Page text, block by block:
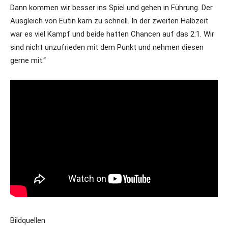
Dann kommen wir besser ins Spiel und gehen in Führung. Der
Ausgleich von Eutin kam zu schnell. In der zweiten Halbzeit
war es viel Kampf und beide hatten Chancen auf das 2:1. Wir
sind nicht unzufrieden mit dem Punkt und nehmen diesen
gerne mit.“
Bildquellen